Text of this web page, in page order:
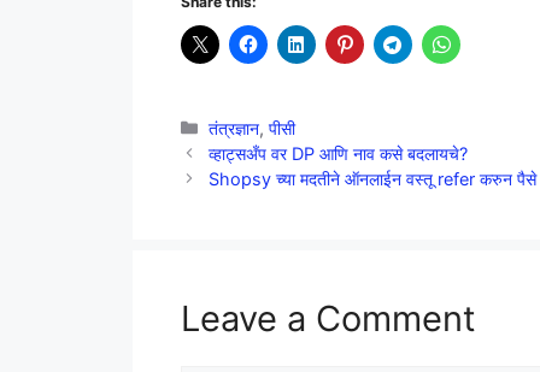
Categories
तंत्रज्ञान, पीसी
व्हाट्सअँप वर DP आणि नाव कसे बदलायचे?
Shopsy च्या मदतीने ऑनलाईन वस्तू refer करुन पैसे
Leave a Comment